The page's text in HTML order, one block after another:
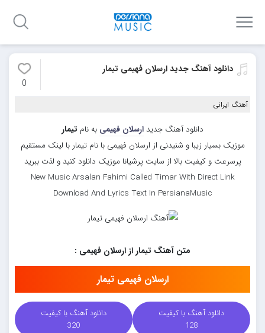
دانلود آهنگ جدید ارسلان فهیمی تیمار
0
آهنگ ایرانی
دانلود آهنگ جدیدارسلان فهیمی به نام تیمار
موزیک بسیار زیبا و شنیدنی از ارسلان فهیمی با نام تیمار با لینک مستقیم
پرسرعت و کیفیت بالا از سایت پرشیانا موزیک دانلود کنید و لذت ببرید
New Music Arsalan Fahimi Called Timar With Direct Link
Download And Lyrics Text In PersianaMusic
متن آهنگ تیمار از ارسلان فهیمی :
ارسلان فهیمی تیمار
دانلود آهنگ با کیفیت
128
دانلود آهنگ با کیفیت
320